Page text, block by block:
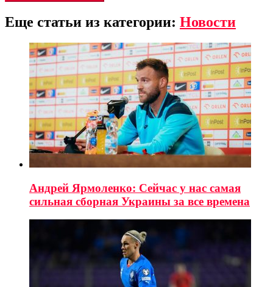
Еще статьи из категории: Новости
Андрей Ярмоленко: Сейчас у нас самая
сильная сборная Украины за все времена